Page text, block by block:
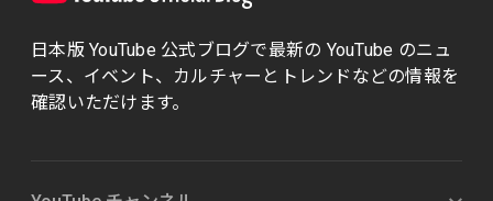
日本版 YouTube 公式ブログで最新の YouTube のニュ
ース、イベント、カルチャーとトレンドなどの情報を
確認いただけます。